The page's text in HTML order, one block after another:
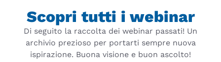
Scopri tutti i webinar
Di seguito la raccolta dei webinar passati! Un
archivio prezioso per portarti sempre nuova
ispirazione. Buona visione e buon ascolto!